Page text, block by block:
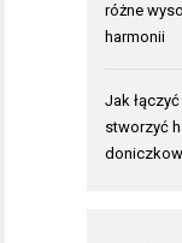
różne
harmonii
Jak
stworzyć